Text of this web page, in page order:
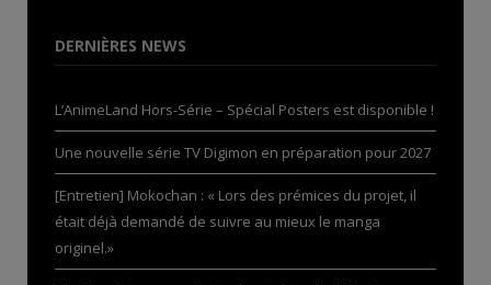
DERNIÈRES NEWS
L’AnimeLand Hors-Série – Spécial Posters est disponible !
Une nouvelle série TV Digimon en préparation pour 2027
[Entretien] Mokochan : « Lors des prémices du projet, il
était déjà demandé de suivre au mieux le manga
originel.»